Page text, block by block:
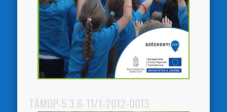
TÁMOP-5.3.6-11/1-2012-0013